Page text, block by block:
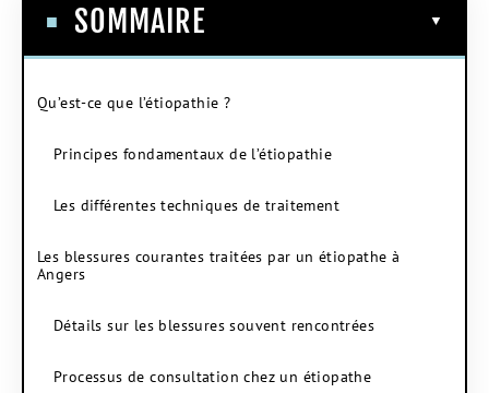
SOMMAIRE
Qu’est-ce que l’étiopathie ?
Principes fondamentaux de l’étiopathie
Les différentes techniques de traitement
Les blessures courantes traitées par un étiopathe à
Angers
Détails sur les blessures souvent rencontrées
Processus de consultation chez un étiopathe